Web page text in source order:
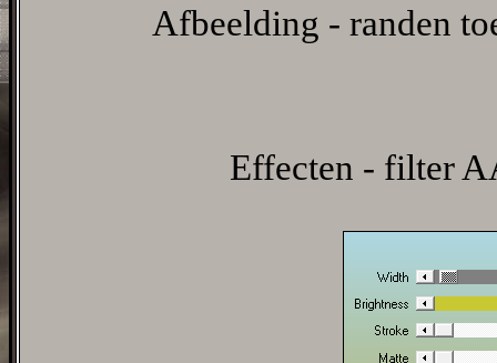
Afbeelding - randen
Effecten - filter